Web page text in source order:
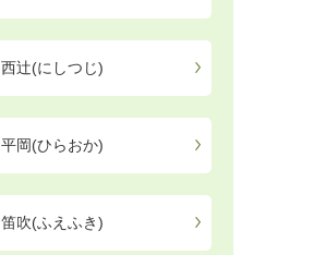
西辻(にしつじ)
平岡(ひらおか)
笛吹(ふえふき)